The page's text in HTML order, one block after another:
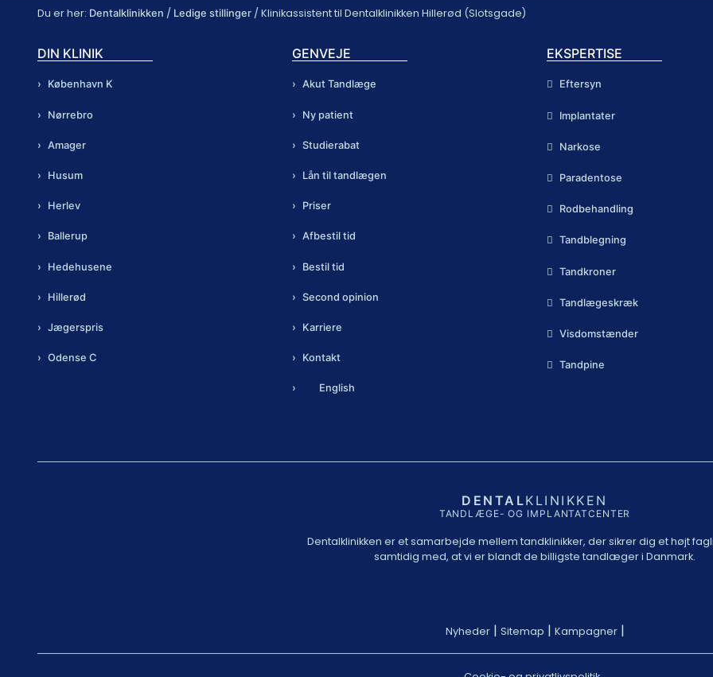
Du er her: Dentalklinikken / Ledige stillinger / Klinikassistent til Dentalklinikken Hillerød (Slotsgade)
DIN KLINIK
København K
Nørrebro
Amager
Husum
Herlev
Ballerup
Hedehusene
Hillerød
Jægerspris
Odense C
GENVEJE
Akut Tandlæge
Ny patient
Studierabat
Lån til tandlægen
Priser
Afbestil tid
Bestil tid
Second opinion
Karriere
Kontakt
English
EKSPERTISE
Eftersyn
Implantater
Narkose
Paradentose
Rodbehandling
Tandblegning
Tandkroner
Tandlægeskræk
Visdomstænder
Tandpine
DENTALKLINIKKEN
TANDLÆGE- OG IMPLANTATCENTER
Dentalklinikken er et samarbejde mellem tandklinikker, der sikrer dig et højt
samtidig med, at vi er blandt de billigste tandlæger i Danmark.
Nyheder| Sitemap | Kampagner|